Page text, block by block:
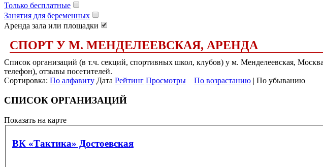
Только бесплатные
Занятия для беременных
Аренда зала или площадки
СПОРТ У М. МЕНДЕЛЕЕВСКАЯ, АРЕНДА
Список организаций (в т.ч. секций, спортивных школ, клубов) у м. Менделеевская,
телефон), отзывы посетителей.
Сортировка: По алфавиту Дата Рейтинг Просмотры По возрастанию | По убыванию
СПИСОК ОРГАНИЗАЦИЙ
Показать на карте
ВК «Тактика» Достоевская